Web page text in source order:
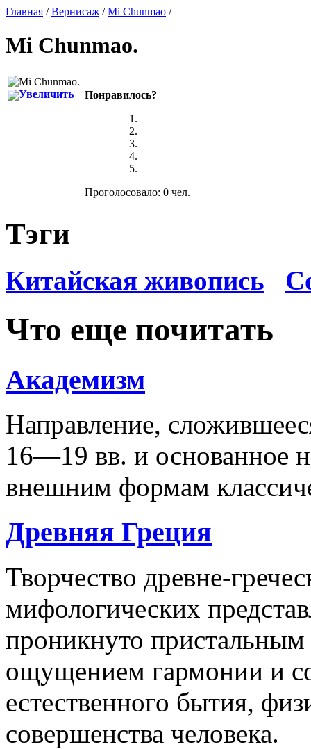
Главная /Вернисаж /Mi Chunmao /
Mi Chunmao.
Увеличить Понравилось?
Проголосовало: 0 чел.
Тэги
Китайская живопись
Что еще почитать
Академизм
Направление,
16—19 вв. и основанное
внешним формам
Древняя Греция
Творчество древне-
мифологических
проникнуто
ощущением гармонии и
естественного бытия,
совершенства человека.